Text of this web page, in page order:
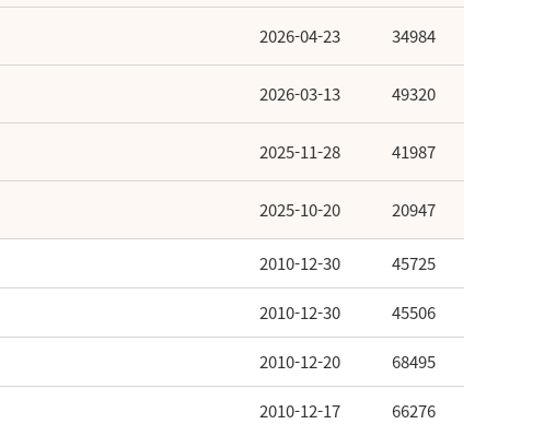
2026-04-23 34984
2026-03-13 49320
2025-11-28 41987
2025-10-20 20947
2010-12-30 45725
2010-12-30 45506
2010-12-20 68495
2010-12-17 66276